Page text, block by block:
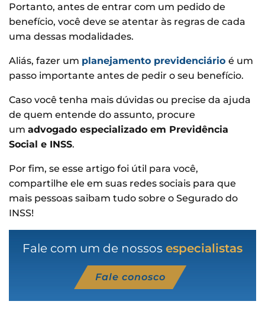
Portanto, antes de entrar com um pedido de
benefício, você deve se atentar às regras de cada
uma dessas modalidades.
Aliás, fazer um planejamento previdenciário é um
passo importante antes de pedir o seu benefício.
Caso você tenha mais dúvidas ou precise da ajuda
de quem entende do assunto, procure
um advogado especializado em Previdência
Social e INSS.
Por fim, se esse artigo foi útil para você,
compartilhe ele em suas redes sociais para que
mais pessoas saibam tudo sobre o Segurado do
INSS!
Fale com um de nossos especialistas
Fale conosco